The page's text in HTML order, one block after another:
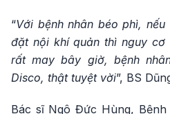
“Với bệnh nhân béo phì,
đặt nội khí quản thì nguy cơ
rất may bây giờ, bệnh
Disco, thật tuyệt vời”, BS
Bác sĩ Ngô Đức Hùng,